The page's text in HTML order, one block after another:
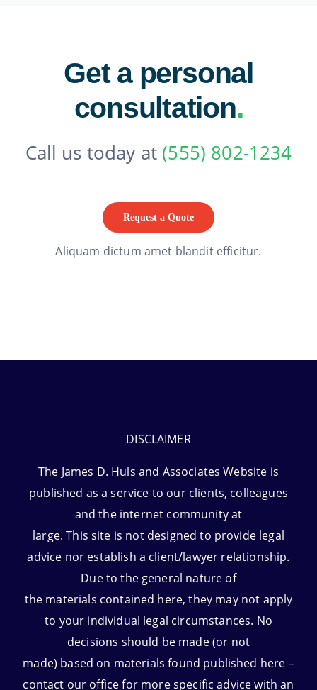
Get a personal
consultation.
Call us today at (555) 802-1234
Request a Quote
Aliquam dictum amet blandit efficitur.
DISCLAIMER
The James D. Huls and Associates Website is
published as a service to our clients, colleagues
and the internet community at
large. This site is not designed to provide legal
advice nor establish a client/lawyer relationship.
Due to the general nature of
the materials contained here, they may not apply
to your individual legal circumstances. No
decisions should be made (or not
made) based on materials found published here –
contact our office for more specific advice with an